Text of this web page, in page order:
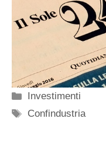
Categorie
Investimenti
Tag
Confindustria